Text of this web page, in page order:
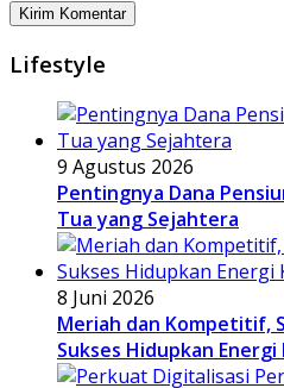
Lifestyle
9 Agustus 2026
Pentingnya Dana
Tua yang Sejahtera
8 Juni 2026
Meriah dan Kompetitif,
Sukses Hidupkan